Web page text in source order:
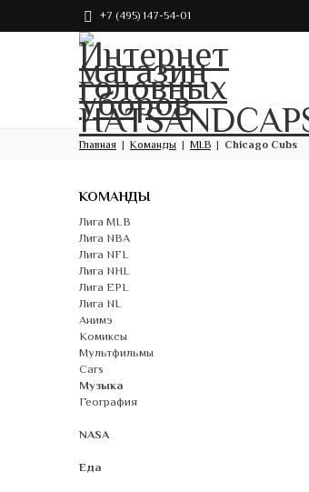
+7 (495) 147-54-01
Главная Команды MLB Chicago Cubs
КОМАНДЫ
Лига MLB
Лига NBA
Лига NFL
Лига NHL
Лига EPL
Лига NL
Анимэ
Комиксы
Мультфильмы
Cars
Музыка
География
NASA
Еда